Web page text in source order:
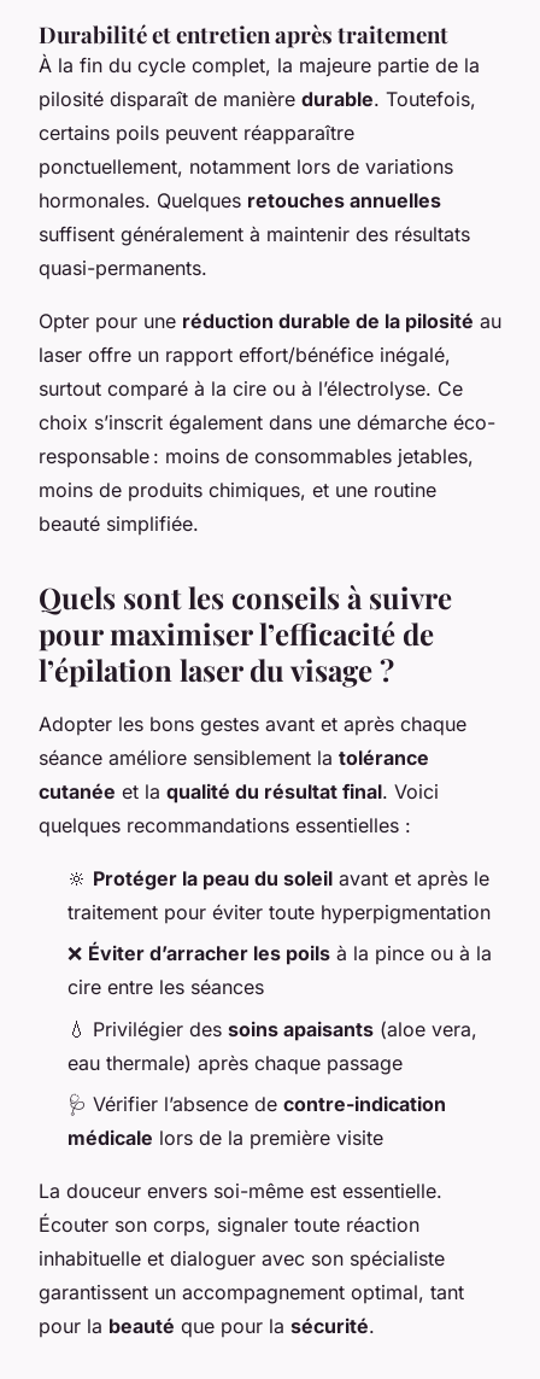
Durabilité et entretien après traitement
À la fin du cycle complet, la majeure partie de la
pilosité disparaît de manière durable. Toutefois,
certains poils peuvent réapparaître
ponctuellement, notamment lors de variations
hormonales. Quelques retouches annuelles
suffisent généralement à maintenir des résultats
quasi-permanents.
Opter pour une réduction durable de la pilosité au
laser offre un rapport effort/bénéfice inégalé,
surtout comparé à la cire ou à l’électrolyse. Ce
choix s’inscrit également dans une démarche éco-
responsable : moins de consommables jetables,
moins de produits chimiques, et une routine
beauté simplifiée.
Quels sont les conseils à suivre
pour maximiser l’efficacité de
l’épilation laser du visage ?
Adopter les bons gestes avant et après chaque
séance améliore sensiblement la tolérance
cutanée et la qualité du résultat final. Voici
quelques recommandations essentielles :
🔆 Protéger la peau du soleil avant et après le
traitement pour éviter toute hyperpigmentation
❌ Éviter d’arracher les poils à la pince ou à la
cire entre les séances
💧 Privilégier des soins apaisants (aloe vera,
eau thermale) après chaque passage
🩺 Vérifier l’absence de contre-indication
médicale lors de la première visite
La douceur envers soi-même est essentielle.
Écouter son corps, signaler toute réaction
inhabituelle et dialoguer avec son spécialiste
garantissent un accompagnement optimal, tant
pour la beauté que pour la sécurité.